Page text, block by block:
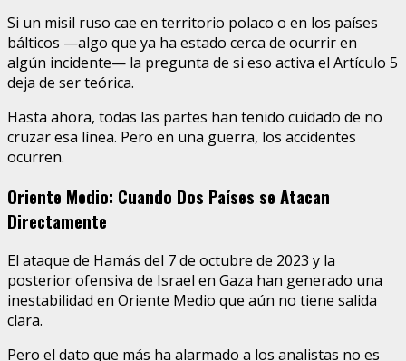
Si un misil ruso cae en territorio polaco o en los países
bálticos —algo que ya ha estado cerca de ocurrir en
algún incidente— la pregunta de si eso activa el Artículo 5
deja de ser teórica.
Hasta ahora, todas las partes han tenido cuidado de no
cruzar esa línea. Pero en una guerra, los accidentes
ocurren.
Oriente Medio: Cuando Dos Países se Atacan
Directamente
El ataque de Hamás del 7 de octubre de 2023 y la
posterior ofensiva de Israel en Gaza han generado una
inestabilidad en Oriente Medio que aún no tiene salida
clara.
Pero el dato que más ha alarmado a los analistas no es